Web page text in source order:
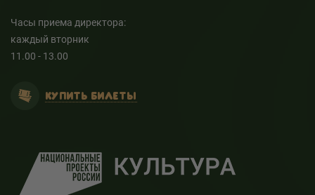
Часы приема директора:
каждый вторник
11.00 - 13.00
КУПИТЬ БИЛЕТЫ